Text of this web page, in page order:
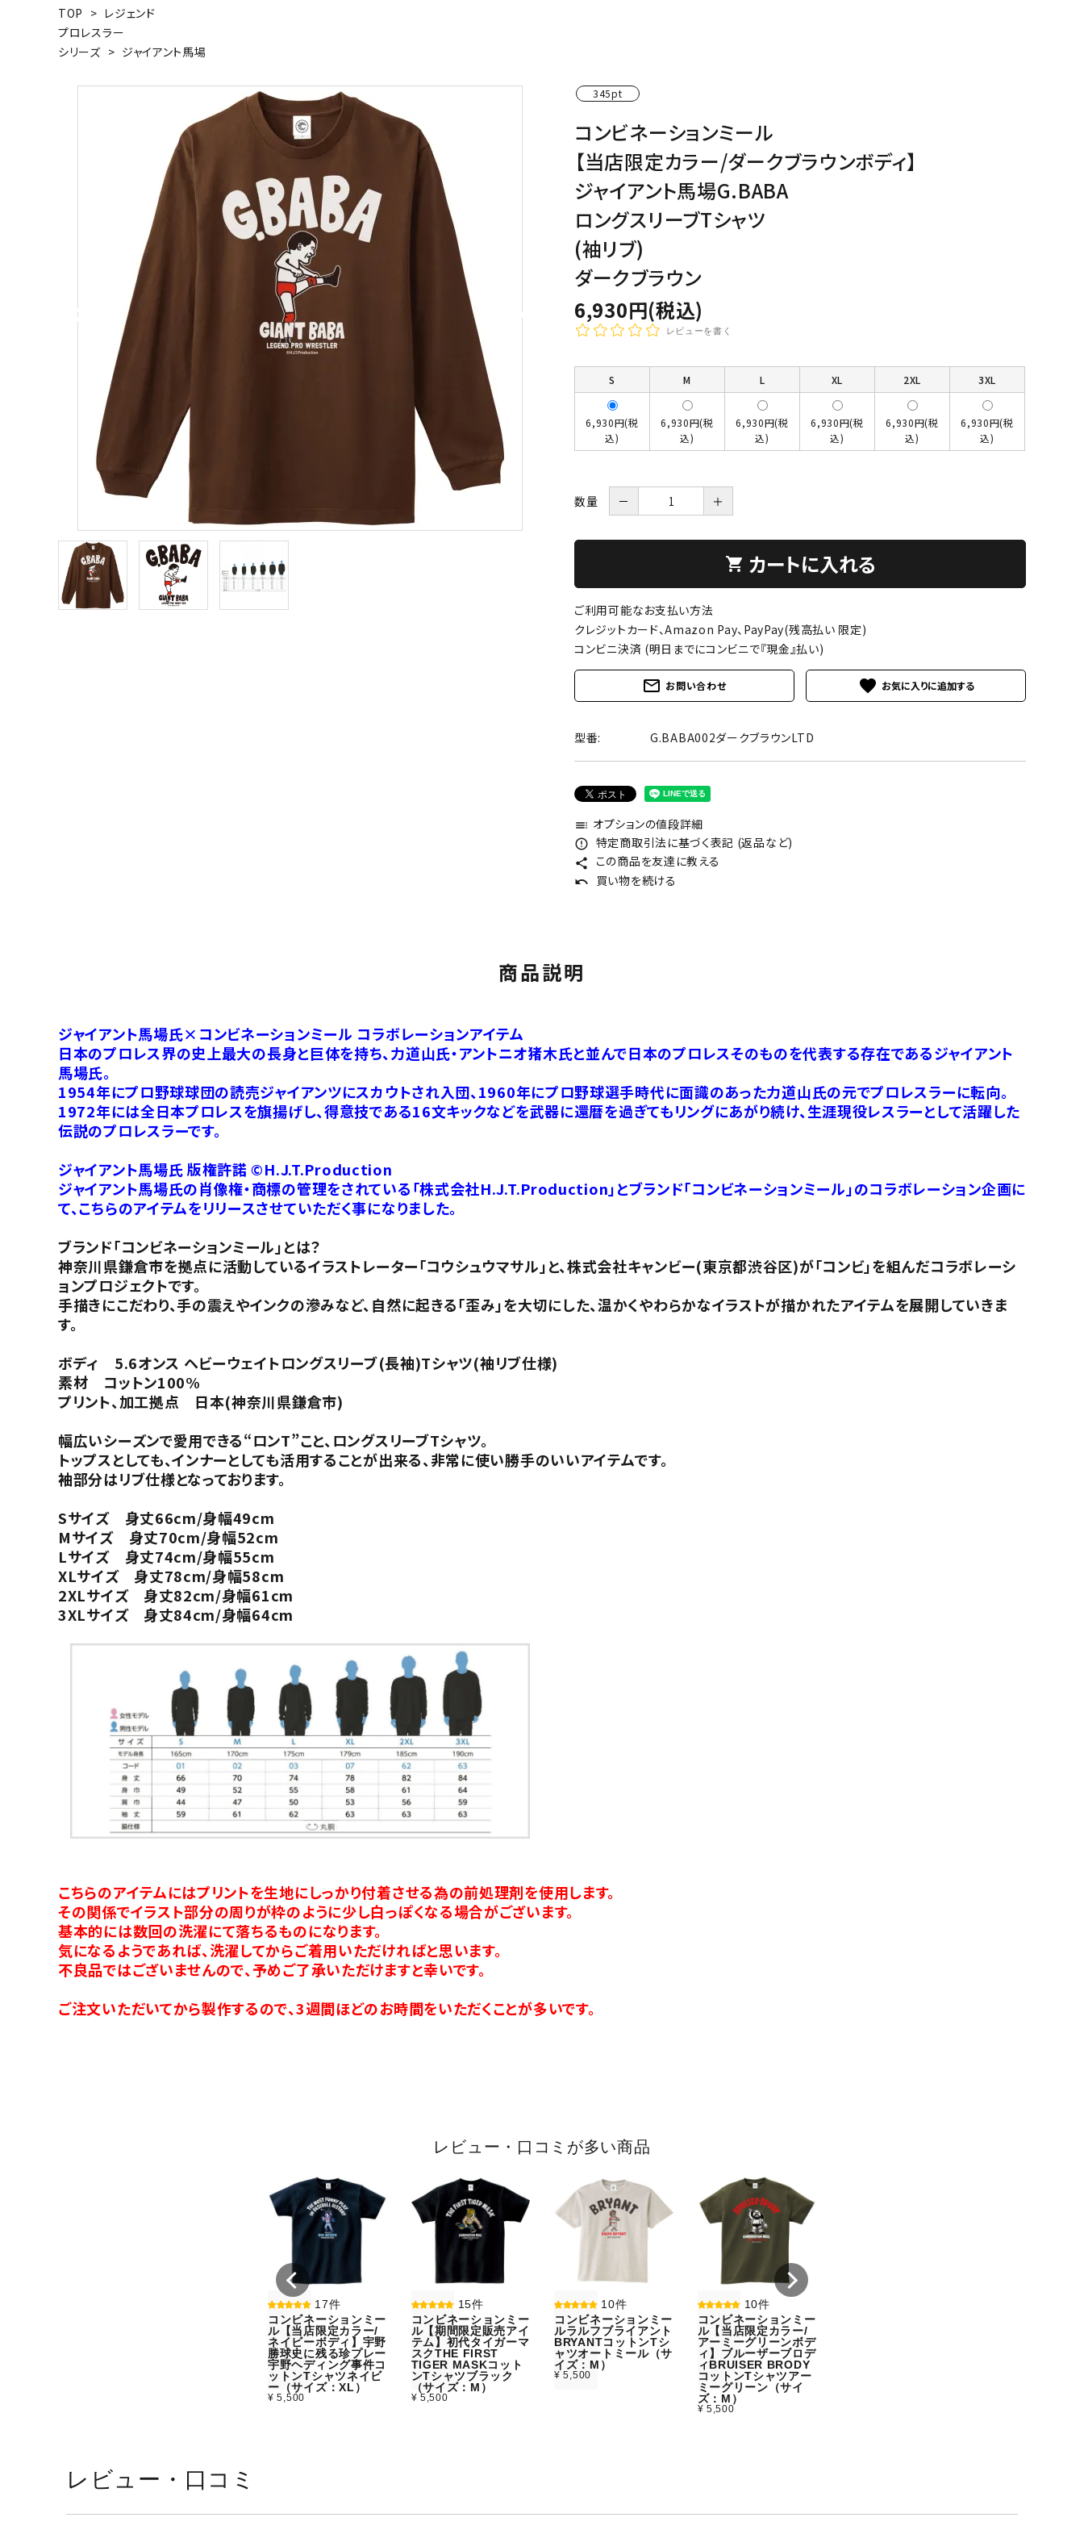
キャンベル料理長
TOP > レジェンド
プロレスラー
シリーズ > ジャイアント馬場
345pt
コンビネーションミール
【当店限定カラー/ダークブラウンボディ】
ジャイアント馬場G.BABA
ロングスリーブTシャツ
(袖リブ)
ダークブラウン
6,930円(税込)
レビューを書く
S M L XL 2XL 3XL
6,930円(税
込)
6,930円(税
込)
6,930円(税
込)
6,930円(税
込)
6,930円(税
込)
6,930円(税
込)
数量 － ＋
shopping_cart カートに入れる
ご利用可能なお支払い方法
クレジットカード、Amazon Pay、PayPay(残高払い 限定)
コンビニ決済 (明日までにコンビニで『現金』払い)
mail_outline お問い合わせ favorite
型番: G.BABA002ダークブラウンLTD
toc オプションの値段詳細
error_outline 特定商取引法に基づく表記 (返品など)
share この商品を友達に教える
undo 買い物を続ける
商品説明
ジャイアント馬場氏×コンビネーションミール コラボレーションアイテム
日本のプロレス界の史上最大の長身と巨体を持ち、力道山氏・アントニオ猪木氏と並んで日本のプロレスそのものを代表する存在であるジャイアント
馬場氏。
1954年にプロ野球球団の読売ジャイアンツにスカウトされ入団、1960年にプロ野球選手時代に面識のあった力道山氏の元でプロレスラーに転向。
1972年には全日本プロレスを旗揚げし、得意技である16文キックなどを武器に還暦を過ぎてもリングにあがり続け、生涯現役レスラーとして活躍した
伝説のプロレスラーです。
ジャイアント馬場氏 版権許諾 ©H.J.T.Production
ジャイアント馬場氏の肖像権・商標の管理をされている「株式会社H.J.T.Production」とブランド「コンビネーションミール」のコラボレーション企画に
て、こちらのアイテムをリリースさせていただく事になりました。
ブランド「コンビネーションミール」とは？
神奈川県鎌倉市を拠点に活動しているイラストレーター「コウシュウマサル」と、株式会社キャンビー(東京都渋谷区)が「コンビ」を組んだコラボレーシ
ョンプロジェクトです。
手描きにこだわり、手の震えやインクの滲みなど、自然に起きる「歪み」を大切にした、温かくやわらかなイラストが描かれたアイテムを展開していきま
す。
ボディ 5.6オンス ヘビーウェイトロングスリーブ(長袖)Tシャツ(袖リブ仕様)
素材 コットン100%
プリント、加工拠点 日本(神奈川県鎌倉市)
幅広いシーズンで愛用できる“ロンT”こと、ロングスリーブTシャツ。
トップスとしても、インナーとしても活用することが出来る、非常に使い勝手のいいアイテムです。
袖部分はリブ仕様となっております。
Sサイズ 身丈66cm/身幅49cm
Mサイズ 身丈70cm/身幅52cm
Lサイズ 身丈74cm/身幅55cm
XLサイズ 身丈78cm/身幅58cm
2XLサイズ 身丈82cm/身幅61cm
3XLサイズ 身丈84cm/身幅64cm
こちらのアイテムにはプリントを生地にしっかり付着させる為の前処理剤を使用します。
その関係でイラスト部分の周りが枠のように少し白っぽくなる場合がございます。
基本的には数回の洗濯にて落ちるものになります。
気になるようであれば、洗濯してからご着用いただければと思います。
不良品ではございませんので、予めご了承いただけますと幸いです。
ご注文いただいてから製作するので、3週間ほどのお時間をいただくことが多いです。
レビュー・口コミが多い商品
17件
コンビネーションミー
ル【当店限定カラー/
ネイビーボディ】宇野
勝球史に残る珍プレー
宇野ヘディング事件コ
ットンTシャツネイビ
ー（サイズ：XL）
¥ 5,500
15件
コンビネーションミー
ル【期間限定販売アイ
テム】初代タイガーマ
スクTHE FIRST
TIGER MASKコット
ンTシャツブラック
（サイズ：M）
¥ 5,500
10件
コンビネーションミー
ルラルフブライアント
BRYANTコットンTシ
ャツオートミール（サ
イズ：M）
¥ 5,500
10件
コンビネーションミー
ル【当店限定カラー/
アーミーグリーンボデ
ィ】ブルーザーブロデ
ィBRUISER BRODY
コットンTシャツアー
ミーグリーン（サイ
ズ：M）
¥ 5,500
レビュー・口コミ